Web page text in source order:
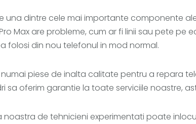
una dintre cele mai importante componente
Max are probleme, cum ar fi linii sau pete
folosi din nou telefonul in mod normal.
numai piese de inalta calitate pentru a repara
sa oferim garantie la toate serviciile noastre,
noastra de tehnicieni experimentati poate